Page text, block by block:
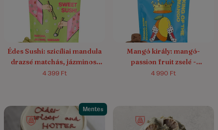
Édes Sushi: szicíliai mandula
drazsé matchás, jázminos,
wasabis fehércsokoládéban
4 399 Ft
5.0/5 (1)
Mangó király: mangó-
passion fruit zselé -
étcsokoládé drazsé
4 990 Ft
Mentes